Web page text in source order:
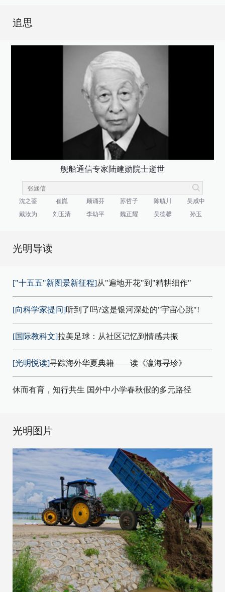
追思
舰船通信专家陆建勋院士逝世
沈之荃 崔崑 顾诵芬 苏哲子 陈毓川
吴咸中
戴汝为
刘玉清 李幼平 魏正耀 吴德馨 孙玉
光明导读
["十五五"新图景新征程]从"遍地开花"到"精耕细作"
[向科学家提问]听到了吗?这是银河深处的"宇宙心跳"!
[国际教科文]拉美足球：从社区记忆到情感共振
[光明悦读]寻踪海外华夏典籍——读《瀛海寻珍》
休而有育，知行共生 国外中小学春秋假的多元路径
光明图片